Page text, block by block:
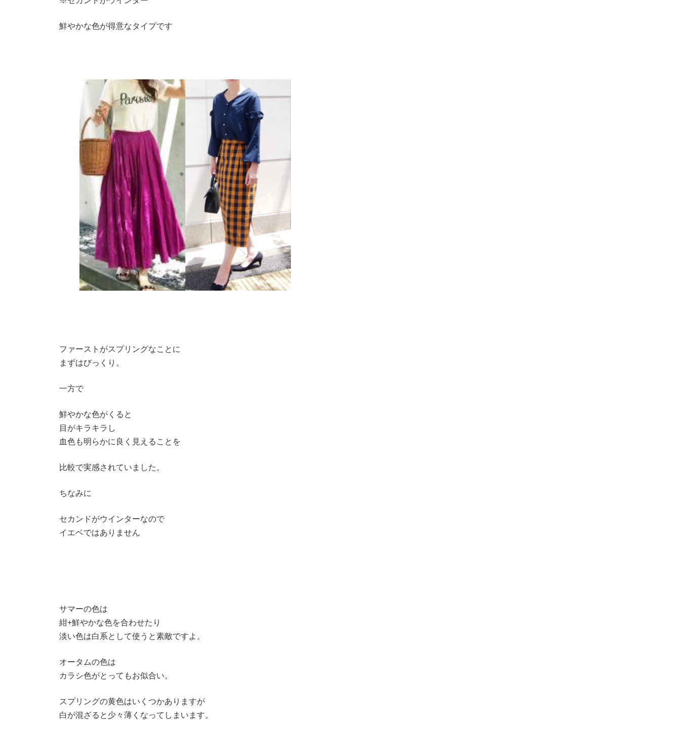
鮮やかな色が得意なタイプです
ファーストがスプリングなことに
まずはびっくり。
一方で
鮮やかな色がくると
目がキラキラし
血色も明らかに良く見えることを
比較で実感されていました。
ちなみに
セカンドがウインターなので
イエベではありません
サマーの色は
紺+鮮やかな色を合わせたり
淡い色は白系として使うと素敵ですよ。
オータムの色は
カラシ色がとってもお似合い。
スプリングの黄色はいくつかありますが
白が混ざると少々薄くなってしまいます。